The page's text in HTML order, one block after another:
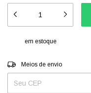
em estoque
Entregas para o CEP:
Meios de envio